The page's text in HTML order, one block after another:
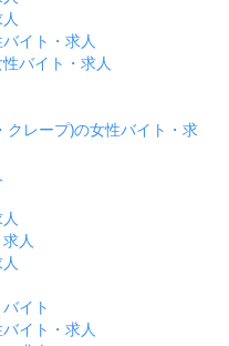
イト・求人
バイト・求人
レープ)の女性バイト・求
人
イト
イト・求人